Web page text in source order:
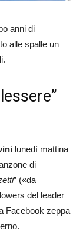
anni di
alle spalle un
lunedì mattina
di
” («da
del leader
Facebook zeppa